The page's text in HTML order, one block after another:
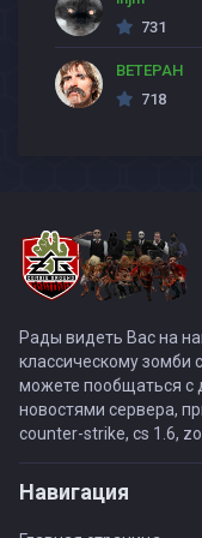
731
BETEPAH
718
Рады видеть Вас на
классическому зомби
можете пообщаться с
новостями сервера,
counter-strike, cs 1.6,
Навигация